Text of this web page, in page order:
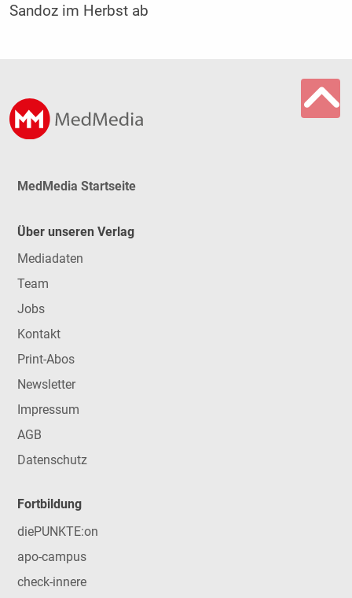
Sandoz im Herbst ab
MedMedia Startseite
Über unseren Verlag
Mediadaten
Team
Jobs
Kontakt
Print-Abos
Newsletter
Impressum
AGB
Datenschutz
Fortbildung
diePUNKTE:on
apo-campus
check-innere